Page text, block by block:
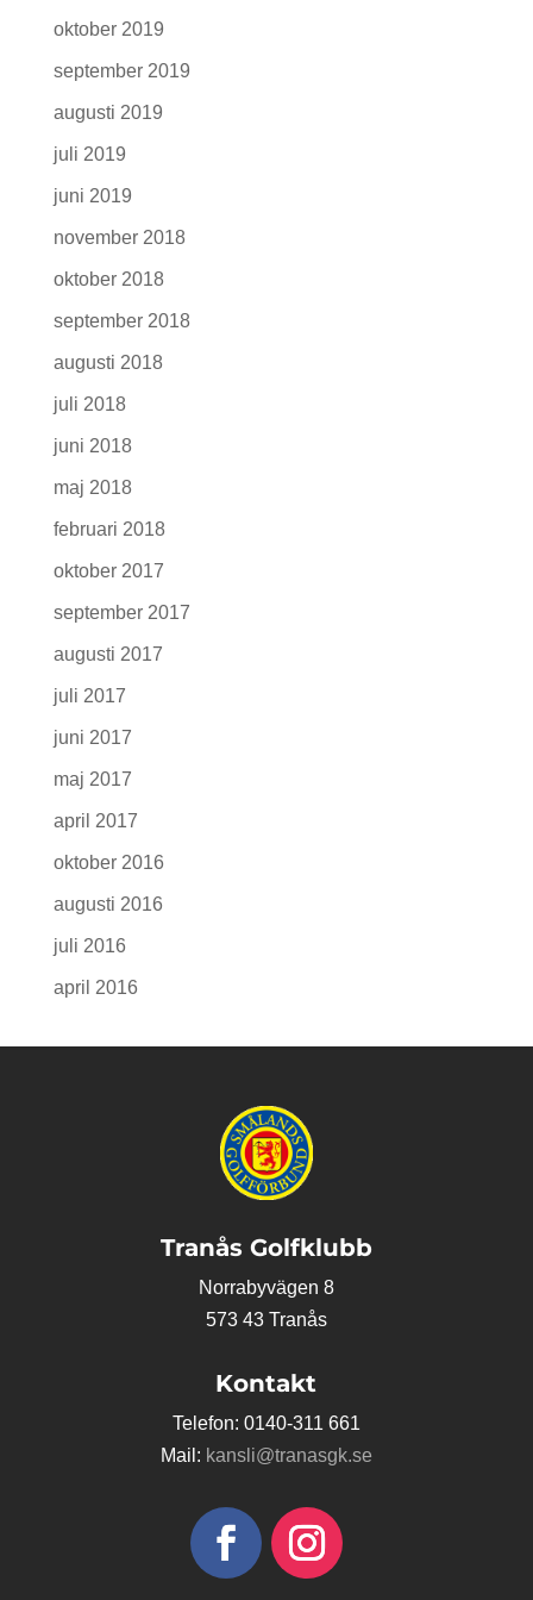
oktober 2019
september 2019
augusti 2019
juli 2019
juni 2019
november 2018
oktober 2018
september 2018
augusti 2018
juli 2018
juni 2018
maj 2018
februari 2018
oktober 2017
september 2017
augusti 2017
juli 2017
juni 2017
maj 2017
april 2017
oktober 2016
augusti 2016
juli 2016
april 2016
Tranås Golfklubb
Norrabyvägen 8
573 43 Tranås
Kontakt
Telefon: 0140-311 661
Mail: kansli@tranasgk.se